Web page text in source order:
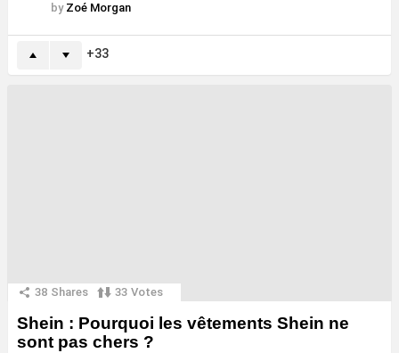
by Zoé Morgan
33
38 Shares 33 Votes
Shein : Pourquoi les vêtements Shein ne
sont pas chers ?